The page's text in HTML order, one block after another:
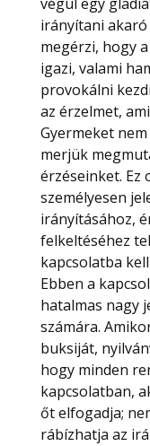
irányítani
megérzi, hogy
igazi, valami
provokálni
az érzelmet,
Gyermeket
merjük
érzéseinket. Ez
személyesen
irányításához,
felkeltéséhez
kapcsolatba
Ebben a
hatalmas nagy
számára.
buksiját,
hogy minden
kapcsolatban,
őt elfogadja;
rábízhatja az